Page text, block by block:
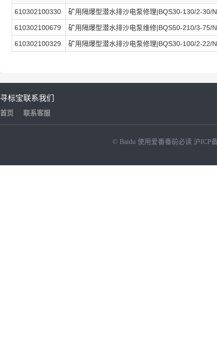
610302100330 矿用隔爆型潜水排沙电泵修理|BQS30-130/2-30/N
610302100679 矿用隔爆型潜水排沙电泵维修|BQS50-210/3-75/N
610302100329 矿用隔爆型潜水排沙电泵修理|BQS30-100/2-22/N
寻标宝
首页
联系我们
联系客服
© Baidu 使用爱番番前必读 沪ICP